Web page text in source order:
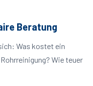
Beratung
Was kostet ein
Wie teuer